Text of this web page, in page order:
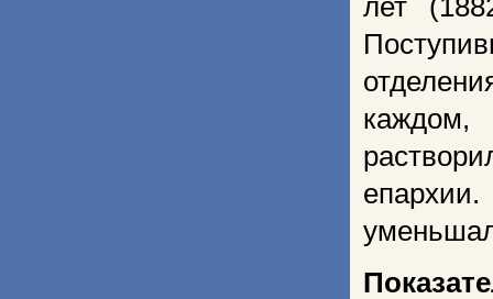
лет
каждом,